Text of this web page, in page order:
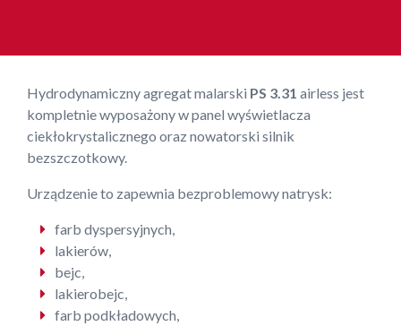
Hydrodynamiczny agregat malarski PS 3.31 airless jest
kompletnie wyposażony w panel wyświetlacza
ciekłokrystalicznego oraz nowatorski silnik
bezszczotkowy.
Urządzenie to zapewnia bezproblemowy natrysk:
farb dyspersyjnych,
lakierów,
bejc,
lakierobejc,
farb podkładowych,